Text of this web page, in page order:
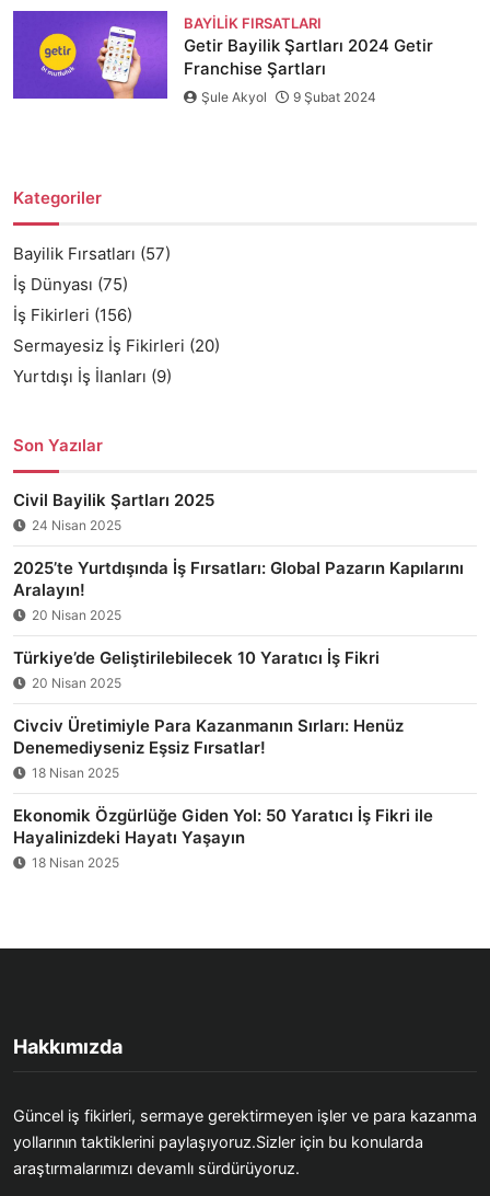
BAYILIK FIRSATLARI
Getir Bayilik Şartları 2024 Getir
Franchise Şartları
Şule Akyol 9 Şubat 2024
Kategoriler
Bayilik Fırsatları (57)
İş Dünyası (75)
İş Fikirleri (156)
Sermayesiz İş Fikirleri (20)
Yurtdışı İş İlanları (9)
Son Yazılar
Civil Bayilik Şartları 2025
24 Nisan 2025
2025’te Yurtdışında İş Fırsatları: Global Pazarın Kapılarını
Aralayın!
20 Nisan 2025
Türkiye’de Geliştirilebilecek 10 Yaratıcı İş Fikri
20 Nisan 2025
Civciv Üretimiyle Para Kazanmanın Sırları: Henüz
Denemediyseniz Eşsiz Fırsatlar!
18 Nisan 2025
Ekonomik Özgürlüğe Giden Yol: 50 Yaratıcı İş Fikri ile
Hayalinizdeki Hayatı Yaşayın
18 Nisan 2025
Hakkımızda
Güncel iş fikirleri, sermaye gerektirmeyen işler ve para kazanma
yollarının taktiklerini paylaşıyoruz.Sizler için bu konularda
araştırmalarımızı devamlı sürdürüyoruz.